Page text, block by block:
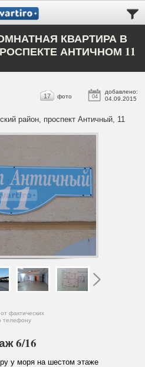
КВАРТИРА В
АНТИЧНОМ 11
04
добавлено:
04.09.2015
17 фото
район, проспект Античный, 11
фактических
телефону
6/16
у моря на шестом этаже